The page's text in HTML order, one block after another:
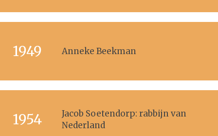
1949 Anneke Beekman
1954
Jacob Soetendorp: rabbijn van
Nederland